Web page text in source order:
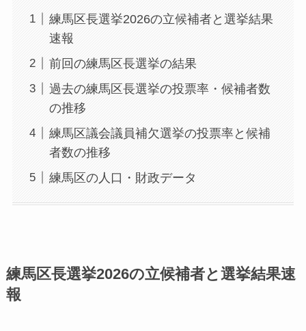
練馬区長選挙2026の立候補者と選挙結果
速報
前回の練馬区長選挙の結果
過去の練馬区長選挙の投票率・候補者数
の推移
練馬区議会議員補欠選挙の投票率と候補
者数の推移
練馬区の人口・財政データ
練馬区長選挙2026の立候補者と選挙結果速
報